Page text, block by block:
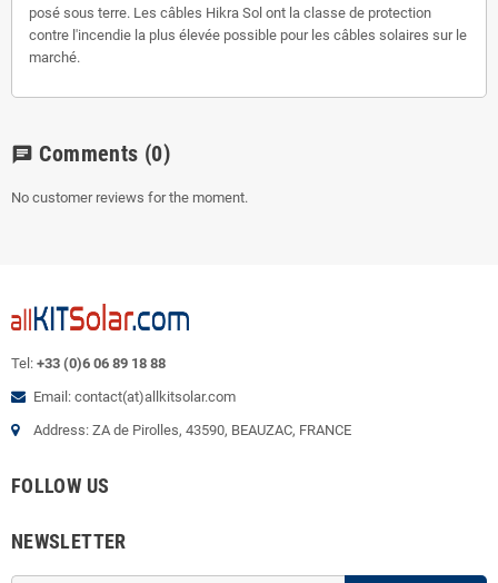
posé sous terre. Les câbles Hikra Sol ont la classe de protection
contre l'incendie la plus élevée possible pour les câbles solaires sur le
marché.
chat Comments (0)
No customer reviews for the moment.
Tel: +33 (0)6 06 89 18 88
Email: contact(at)allkitsolar.com
Address: ZA de Pirolles, 43590, BEAUZAC, FRANCE
FOLLOW US
NEWSLETTER